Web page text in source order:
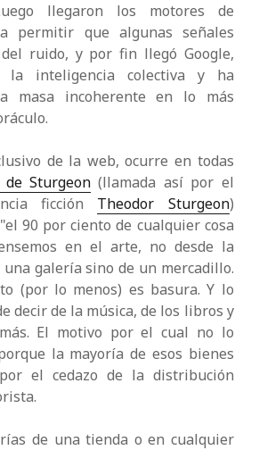
llegaron los motores de
permitir que algunas señales
ruido, y por fin llegó Google,
la inteligencia colectiva y ha
masa incoherente en lo más
de la web, ocurre en todas
de Sturgeon (llamada así por el
ficción Theodor Sturgeon)
90 por ciento de cualquier cosa
en el arte, no desde la
galería sino de un mercadillo.
(por lo menos) es basura. Y lo
decir de la música, de los libros y
El motivo por el cual no lo
la mayoría de esos bienes
el cedazo de la distribución
de una tienda o en cualquier